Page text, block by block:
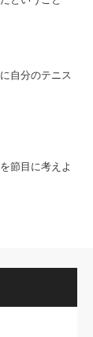
自分のテニス
節目に考えよ